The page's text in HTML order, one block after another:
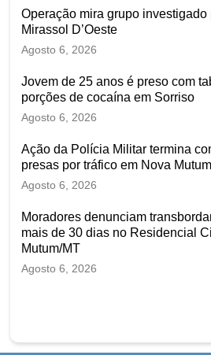
Operação mira grupo
Mirassol D’Oeste
Agosto 6, 2026
Jovem de 25 anos é preso com
porções de cocaína em Sorriso
Agosto 6, 2026
Ação da Polícia Militar termina
presas por tráfico em Nova Mutum
Agosto 6, 2026
Moradores denunciam
mais de 30 dias no Residencial
Mutum/MT
Agosto 6, 2026